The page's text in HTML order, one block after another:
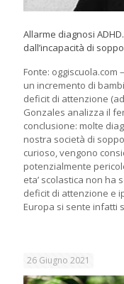
Allarme diagnosi
dall’incapacità di
Fonte: oggiscuola.com
un incremento di
deficit di attenzione
Gonzales analizza il
conclusione: molte
nostra società di
curioso, vengono
potenzialmente
eta’ scolastica non ha
deficit di attenzione e
Europa si sente infatti
26 Giugno 2021